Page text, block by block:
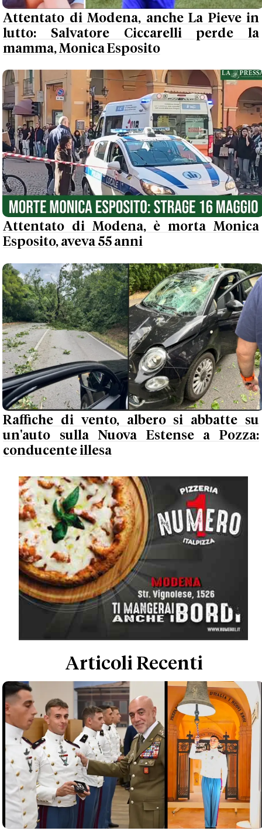
Attentato di Modena, anche La Pieve in
lutto: Salvatore Ciccarelli perde la
mamma, Monica Esposito
Attentato di Modena, è morta Monica
Esposito, aveva 55 anni
Raffiche di vento, albero si abbatte su
un'auto sulla Nuova Estense a Pozza:
conducente illesa
Articoli Recenti